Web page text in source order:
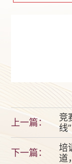
上一篇：
竞
线”
下一篇：
培
道